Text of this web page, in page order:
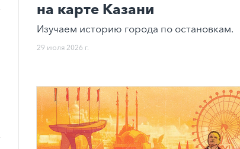
на карте Казани
Изучаем историю города по остановкам.
29 июля 2026 г.